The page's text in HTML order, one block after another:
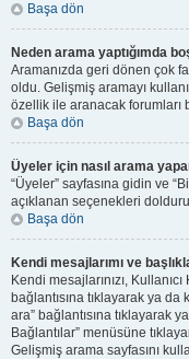
Başa dön
Neden arama yaptığımda
Aramanızda geri dönen çok
oldu. Gelişmiş aramayı
özellik ile aranacak forumları
Başa dön
Üyeler için nasıl arama
“Üyeler” sayfasına gidin ve
açıklanan seçenekleri
Başa dön
Kendi mesajlarımı ve
Kendi mesajlarınızı,
bağlantısına tıklayarak ya da
ara” bağlantısına tıklayarak
Bağlantılar” menüsüne
Gelişmiş arama sayfasını